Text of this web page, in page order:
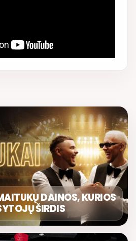
DAINOS, KURIOS
ŠIRDIS